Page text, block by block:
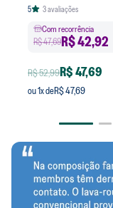
5 3avaliações
Com recorrência
R$ 47,69R$42,92
R$ 52,99R$ 47,69
ou1x deR$ 47,69